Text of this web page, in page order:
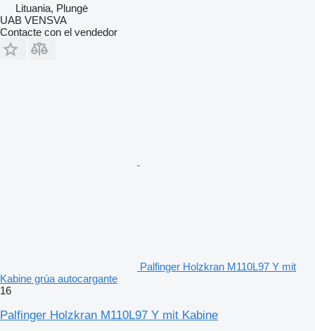
Lituania, Plungė
UAB VENSVA
Contacte con el vendedor
Palfinger Holzkran M110L97 Y mit
Kabine grúa autocargante
16
Palfinger Holzkran M110L97 Y mit Kabine